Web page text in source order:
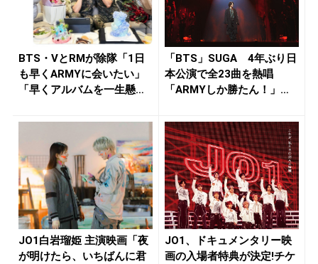
BTS・VとRMが除隊「1日
も早くARMYに会いたい」
「早くアルバムを一生懸命
「BTS」SUGA 4年ぶり日
本公演で全23曲を熱唱
「ARMYしか勝たん！」
JO1白岩瑠姫 主演映画「夜
が明けたら、いちばんに君
JO1、ドキュメンタリー映
画の入場者特典が決定!チケ